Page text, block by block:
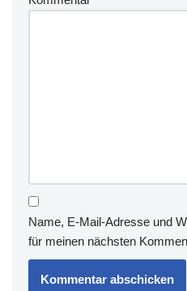
Name, E-Mail-Adresse und
für meinen nächsten